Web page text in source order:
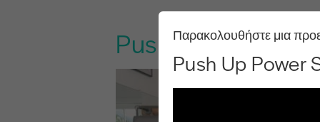
Push Up Power
Παρακολουθήστε μια
Push Up Power